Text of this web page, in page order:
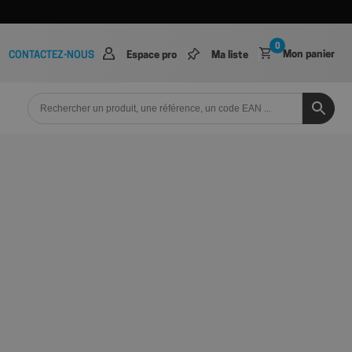
CONTACTEZ-NOUS Espace pro Ma liste Mon panier
0